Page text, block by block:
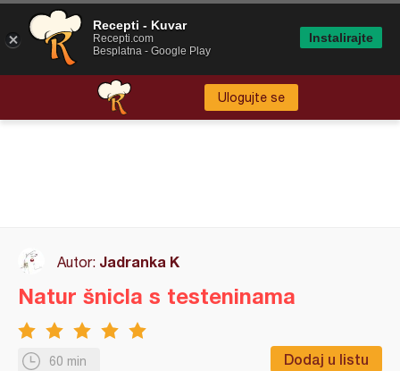
Ulogujte se
Autor: Jadranka K
60 min Dodaj u listu
Natur šnicla s testeninama
Recepti - Kuvar
Recepti.com
Besplatna - Google Play
Instalirajte